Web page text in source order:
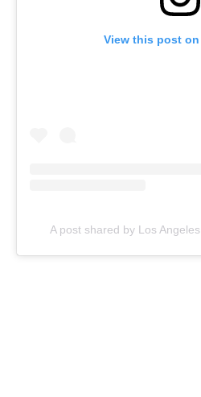
View this post
A post shared by Los